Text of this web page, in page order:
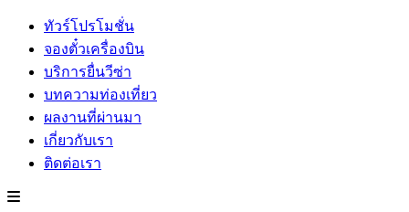
ทัวร์โปรโมชั่น
จองตั๋วเครื่องบิน
บริการยื่นวีซ่า
บทความท่องเที่ยว
ผลงานที่ผ่านมา
เกี่ยวกับเรา
ติดต่อเรา